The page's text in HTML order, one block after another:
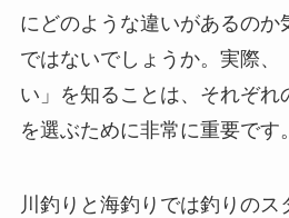
にどのような違いがあるのか
ではないでしょうか。実際、
い」を知ることは、それぞれ
を選ぶために非常に重要です。
川釣りと海釣りでは釣りのス